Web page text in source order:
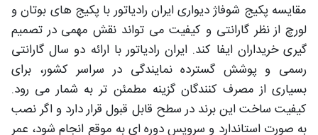
مقایسه پکیج شوفاژ دیواری ایران رادیاتور با پکیج های بوتان و
لورچ از نظر گارانتی و کیفیت می تواند نقش مهمی در تصمیم
گیری خریداران ایفا کند. ایران رادیاتور با ارائه دو سال گارانتی
رسمی و پوشش گسترده نمایندگی در سراسر کشور، برای
بسیاری از مصرف کنندگان گزینه مطمئن تر به شمار می رود.
کیفیت ساخت این برند در سطح قابل قبول قرار دارد و اگر نصب
به صورت استاندارد و سرویس دوره ای به موقع انجام شود، عمر